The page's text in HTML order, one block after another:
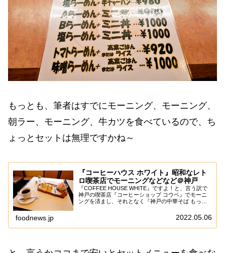
もっとも、筆者はすでにモーニング、モーニング、
朝ラー、モーニング、牛カツを食べているので、ち
ょっとセットは無理ですかね～
『コーヒーハウス ホワイト』昭和なレト
ロ喫茶店でモーニングなどなど＠神戸
『COFFEE HOUSE WHITE』ですよ！と、言う訳で
神戸の喫茶店『コーヒーショップ コウベ』でモーニ
ングを済まし、それとなく『神戸の中華そば もっこ
う！「たちばな、休みだったで御座ると...
foodnews.jp 2022.05.06